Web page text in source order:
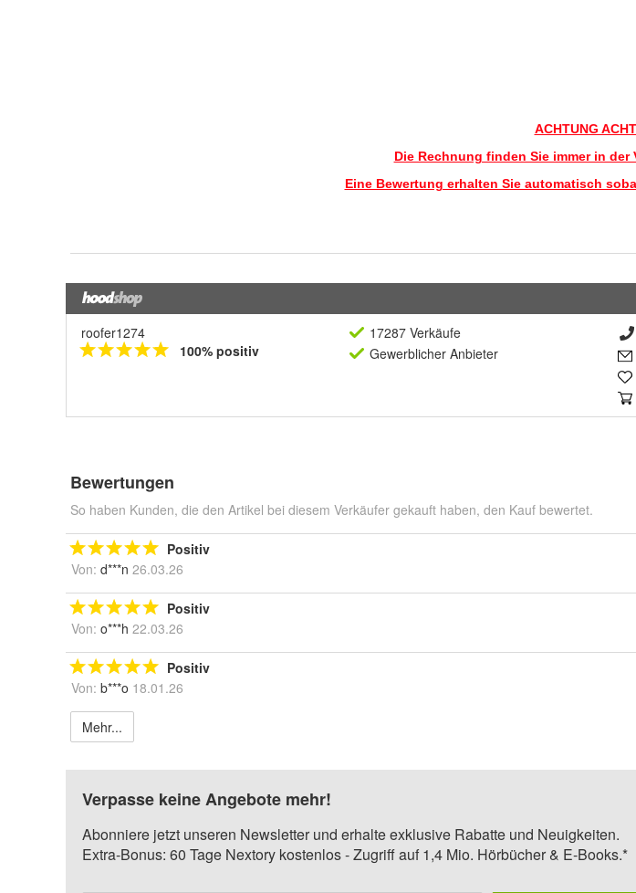
roofer1274
100% positiv
17287 Verkäufe
Gewerblicher Anbieter
Bewertungen
So haben Kunden, die den Artikel bei diesem Verkäufer gekauft haben, den Kauf bewertet.
Positiv
Von: d***n 26.03.26
Positiv
Von: o***h 22.03.26
Positiv
Von: b***o 18.01.26
Mehr...
Verpasse keine Angebote mehr!
Abonniere jetzt unseren Newsletter und erhalte exklusive Rabatte und Neuigkeiten.
Extra-Bonus: 60 Tage Nextory kostenlos - Zugriff auf 1,4 Mio. Hörbücher & E-Books.*